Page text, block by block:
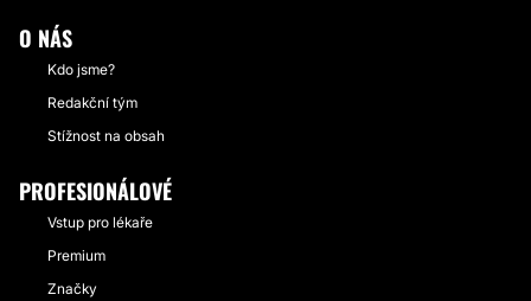
O NÁS
Kdo jsme?
Redakční tým
Stížnost na obsah
PROFESIONÁLOVÉ
Vstup pro lékaře
Premium
Značky